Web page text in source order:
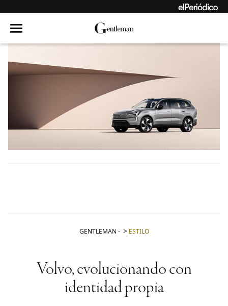
GENTLEMAN - ESTILO
Volvo, evolucionando con
identidad propia